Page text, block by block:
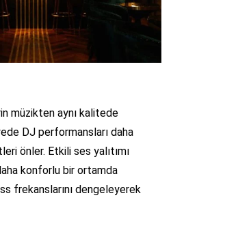
müzikten aynı kalitede
DJ performansları daha
önler. Etkili ses yalıtımı
konforlu bir ortamda
frekanslarını dengeleyerek